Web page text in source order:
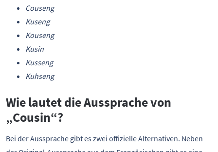
Couseng
Kuseng
Kouseng
Kusin
Kusseng
Kuhseng
Wie lautet die Aussprache von
„Cousin“?
Bei der Aussprache gibt es zwei offizielle Alternativen. Neben